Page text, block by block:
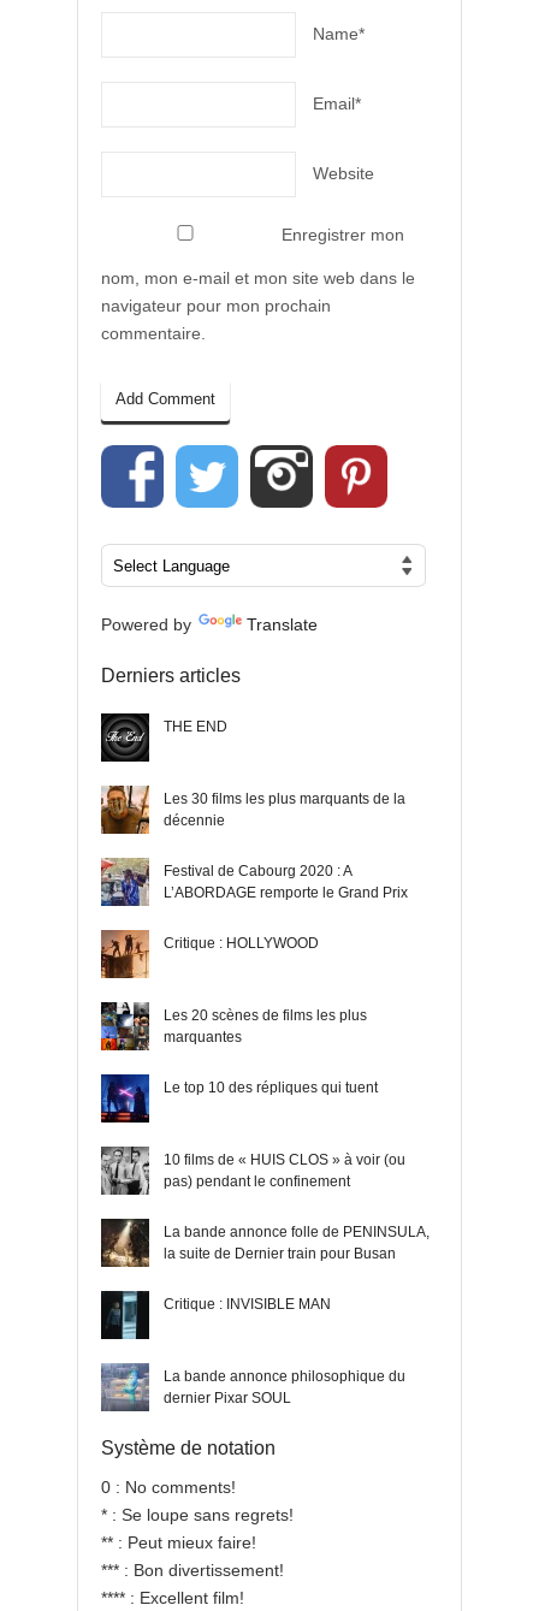
Name*
Email*
Website
Enregistrer mon
nom, mon e-mail et mon site web dans le
navigateur pour mon prochain
commentaire.
Powered by Translate
Derniers articles
THE END
Les 30 films les plus marquants de la
décennie
Festival de Cabourg 2020 : A
L’ABORDAGE remporte le Grand Prix
Critique : HOLLYWOOD
Les 20 scènes de films les plus
marquantes
Le top 10 des répliques qui tuent
10 films de « HUIS CLOS » à voir (ou
pas) pendant le confinement
La bande annonce folle de PENINSULA,
la suite de Dernier train pour Busan
Critique : INVISIBLE MAN
La bande annonce philosophique du
dernier Pixar SOUL
Système de notation
0 : No comments!
* : Se loupe sans regrets!
** : Peut mieux faire!
*** : Bon divertissement!
**** : Excellent film!